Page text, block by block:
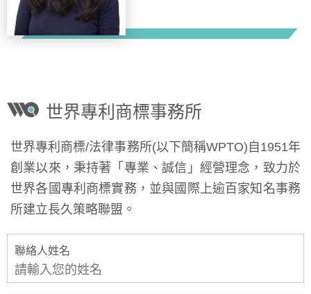
世界專利商標事務所
世界專利商標/法律事務所(以下簡稱WPTO)自1951年
創業以來，秉持著「專業、誠信」經營理念，致力於
世界各國專利商標實務，並與國際上逾百家知名事務
所建立長久策略聯盟。
聯絡人姓名